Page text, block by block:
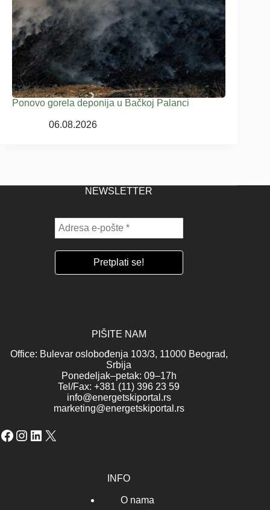
Ponovo gorela deponija u Bačkoj Palanci
06.08.2026
NEWSLETTER
PIŠITE NAM
Office: Bulevar oslobođenja 103/3, 11000 Beograd,
Srbija
Ponedeljak–petak: 09–17h
Tel/Fax: +381 (11) 396 23 59
info@energetskiportal.rs
marketing@energetskiportal.rs
Facebook
Instagram
LinkedIn
X
INFO
O nama